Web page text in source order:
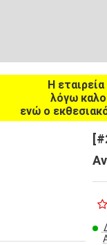
Η
λόγω
ενώ ο